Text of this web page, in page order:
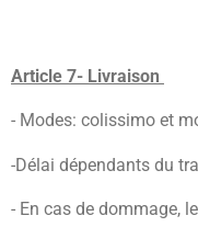
Article 7- Livraison
- Modes: colissimo et
-Délai dépendants du
- En cas de dommage,